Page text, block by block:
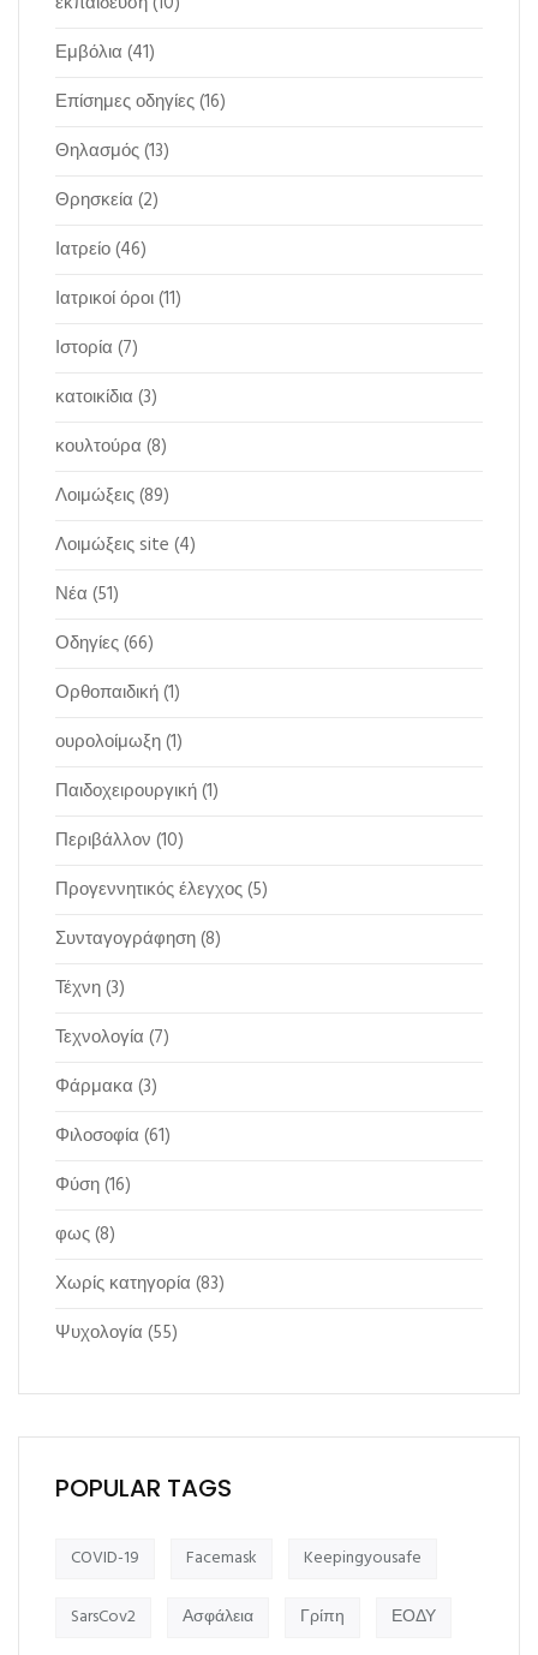
Εμβόλια (41)
Επίσημες οδηγίες(16)
Θηλασμός(13)
Θρησκεία (2)
Ιατρείο(46)
Ιατρικοί όροι(11)
Ιστορία (7)
κατοικίδια (3)
κουλτούρα (8)
Λοιμώξεις(89)
Λοιμώξεις site (4)
Νέα (51)
Οδηγίες(66)
Ορθοπαιδική(1)
ουρολοίμωξη(1)
Παιδοχειρουργική(1)
Περιβάλλον (10)
Προγεννητικός έλεγχος(5)
Συνταγογράφηση(8)
Τέχνη(3)
Τεχνολογία (7)
Φάρμακα (3)
Φιλοσοφία (61)
Φύση(16)
φως(8)
Χωρίς κατηγορία (83)
Ψυχολογία (55)
POPULAR TAGS
COVID-19 Facemask Keepingyousafe
SarsCov2 Ασφάλεια Γρίπη ΕΟΔΥ